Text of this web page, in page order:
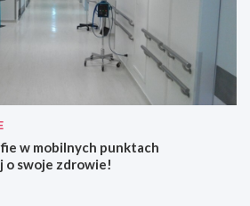
w mobilnych punktach
o swoje zdrowie!